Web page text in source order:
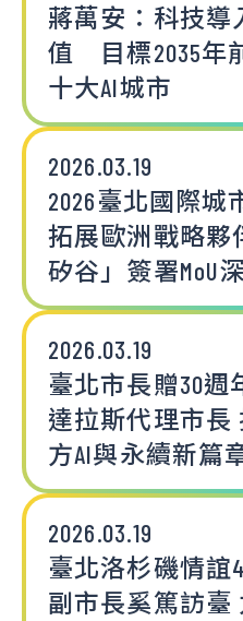
蔣萬安：科技導
值 目標2035年
十大AI城市
2026.03.19
2026臺北國際城
拓展歐洲戰略夥
矽谷」簽署MoU
2026.03.19
臺北市長贈30週
達拉斯代理市長
方AI與永續新篇
2026.03.19
臺北洛杉磯情誼
副市長奚篤訪臺